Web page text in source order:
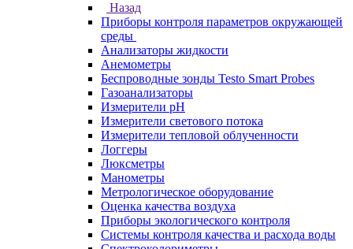
Назад
Приборы контроля параметров окружающей
среды
Анализаторы жидкости
Анемометры
Беспроводные зонды Testo Smart Probes
Газоанализаторы
Измерители pH
Измерители светового потока
Измерители тепловой облученности
Логгеры
Люксметры
Манометры
Метрологическое оборудование
Оценка качества воздуха
Приборы экологического контроля
Системы контроля качества и расхода воды